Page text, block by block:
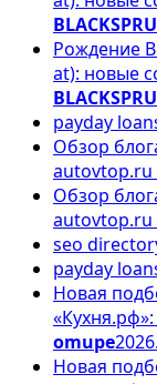
Рождение
at): новые
payday
Обзор
autovtop.ru
Обзор
autovtop.ru
seo
payday
Новая
omupe
Новая